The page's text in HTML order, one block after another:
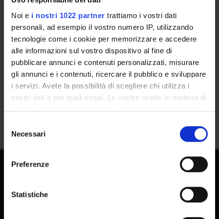
Noi e i nostri 1022 partner trattiamo i vostri dati
personali, ad esempio il vostro numero IP, utilizzando
tecnologie come i cookie per memorizzare e accedere
alle informazioni sul vostro dispositivo al fine di
pubblicare annunci e contenuti personalizzati, misurare
gli annunci e i contenuti, ricercare il pubblico e sviluppare
i servizi. Avete la possibilità di scegliere chi utilizza i
vostri dati e per quali scopi. Le vostre scelte in materia di
privacy sono applicabili solo su questa proprietà digitale
modificare o revocare il proprio consenso in qualsiasi
momento dalla Dichiarazione sui cookie o facendo clic
raccogliere informazioni sulla tua posizione
geografica, con un'approssimazione di qualche
delNecessari
Preferenze
Statistiche
Calendario
Condividi